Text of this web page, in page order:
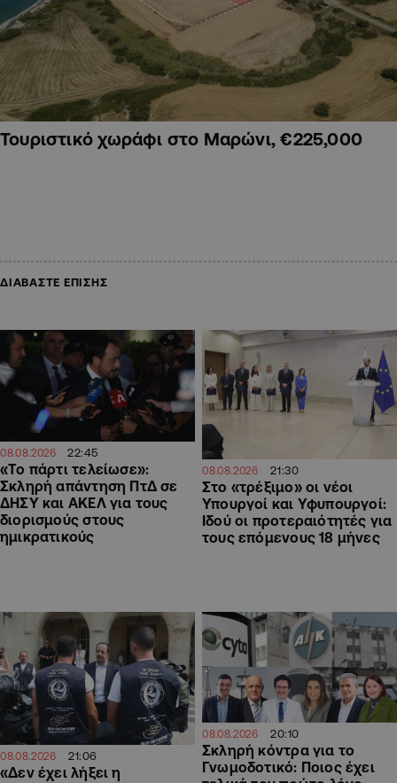
Τουριστικό χωράφι στο Μαρώνι, €225,000
ΔΙΑΒΑΣΤΕ ΕΠΙΣΗΣ
08.08.2026 22:45
«Το πάρτι τελείωσε»:
Σκληρή απάντηση ΠτΔ σε
ΔΗΣΥ και ΑΚΕΛ για τους
διορισμούς στους
ημικρατικούς
08.08.2026 21:30
Στο «τρέξιμο» οι νέοι
Υπουργοί και Υφυπουργοί:
Ιδού οι προτεραιότητές για
τους επόμενους 18 μήνες
08.08.2026 21:06
«Δεν έχει λήξει η
08.08.2026 20:10
Σκληρή κόντρα για το
Γνωμοδοτικό: Ποιος έχει